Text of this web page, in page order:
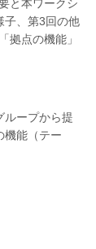
と本ワークシ
子、第3回の他
拠点の機能」
ループから提
機能（テー